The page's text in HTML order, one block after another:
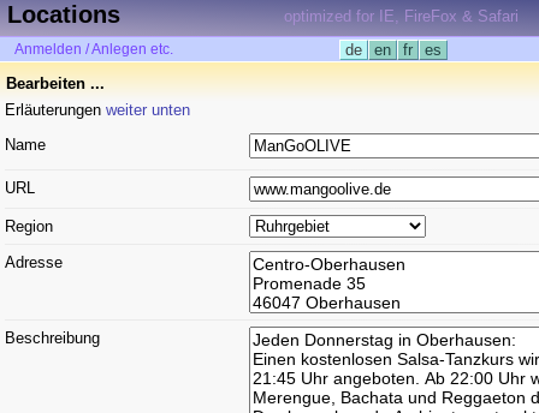
Locations optimized for IE, FireFox & Safari
Anmelden / Anlegen etc. de en fr
es
Bearbeiten ...
Erläuterungen weiter unten
Name
URL
Region
Adresse
Beschreibung